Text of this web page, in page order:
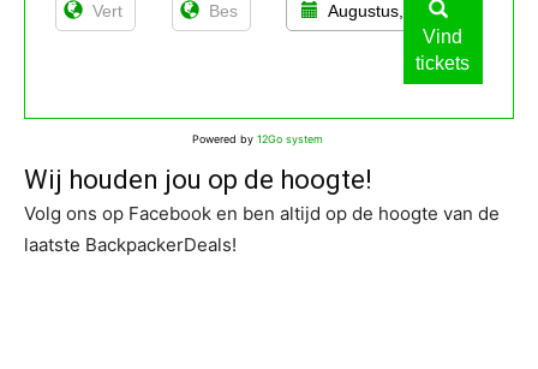
Augustus, 11
Vind
tickets
Powered by 12Go system
Wij houden jou op de hoogte!
Volg ons op Facebook en ben altijd op de hoogte van de
laatste BackpackerDeals!